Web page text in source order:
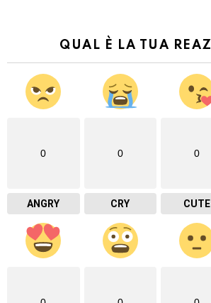
QUAL È LA TUA
0
ANGRY
0
CRY
0
CUTE